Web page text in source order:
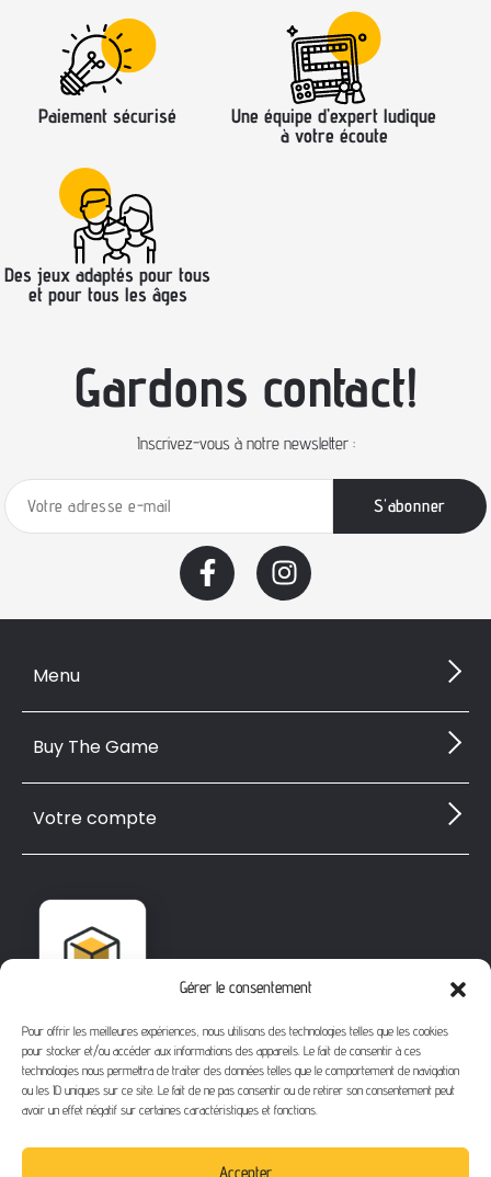
Gérer le consentement
Pour offrir les meilleures expériences, nous utilisons des technologies telles que les cookies
pour stocker et/ou accéder aux informations des appareils. Le fait de consentir à ces
technologies nous permettra de traiter des données telles que le comportement de navigation
ou les ID uniques sur ce site. Le fait de ne pas consentir ou de retirer son consentement peut
avoir un effet négatif sur certaines caractéristiques et fonctions.
Accepter
Paiement sécurisé
Une équipe d’expert ludique
à votre écoute
Des jeux adaptés pour tous
et pour tous les âges
Gardons contact!
Inscrivez-vous à notre newsletter :
1112 Bd Fernand Darchicourt
62110 Hénin-Beaumont
Menu
Buy The Game
Votre compte